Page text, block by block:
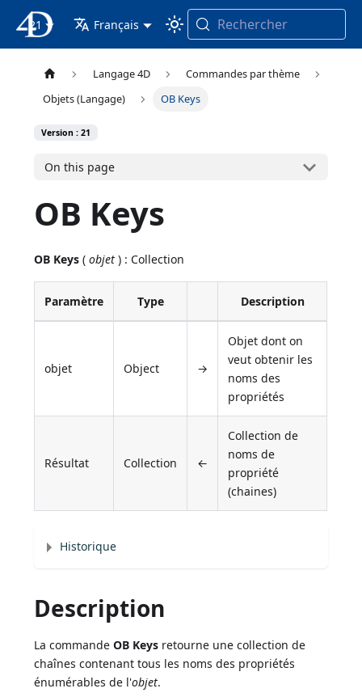
4D Documentation
21 Français Rechercher
Langage 4D
Commandes par thème
Objets (Langage)
OB Keys
Version : 21
On this page
OB Keys
OB Keys (objet ) : Collection
Paramètre Type Description
objet Object →
Objet dont on
veut obtenir les
noms des
propriétés
Résultat Collection ←
Collection de
noms de
propriété
(chaines)
Historique
Description
La commandeOB Keys retourne une collection de
chaînes contenant tous les noms des propriétés
énumérables de l'objet.